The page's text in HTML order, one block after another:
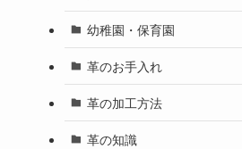
幼稚園・保育園
革のお手入れ
革の加工方法
革の知識